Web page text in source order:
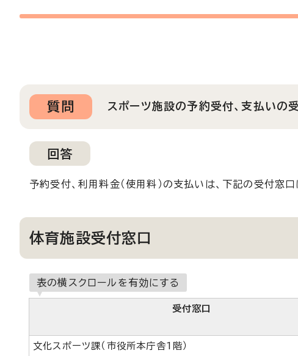
質問 スポーツ施設の予約受付、支払いの
回答
予約受付、利用料金（使用料）の支払いは、下記の受付窓口
体育施設受付窓口
表の横スクロールを有効にする
受付窓口
文化スポーツ課（市役所本庁舎1階）